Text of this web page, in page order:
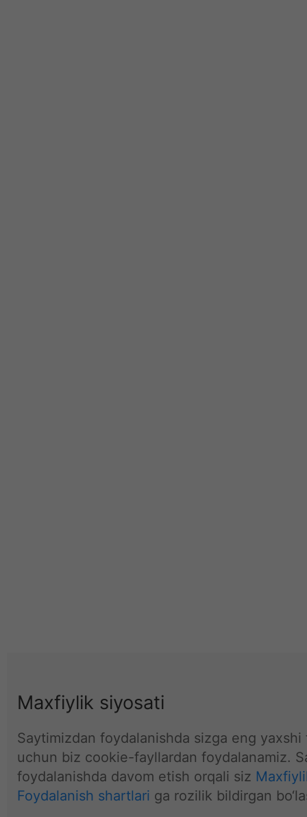
Maxfiylik siyosati
Saytimizdan foydalanishda sizga eng
uchun biz cookie-fayllardan foydalanamiz.
foydalanishda davom etish orqali siz
Foydalanish shartlari ga rozilik bildirgan